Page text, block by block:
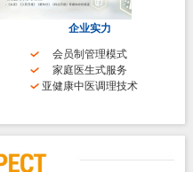
企业实力
会员制管理模式
家庭医生式服务
亚健康中医调理技术